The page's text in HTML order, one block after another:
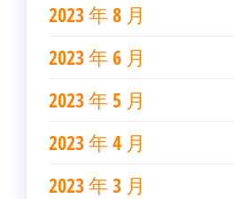
2023 年 8 月
2023 年 6 月
2023 年 5 月
2023 年 4 月
2023 年 3 月